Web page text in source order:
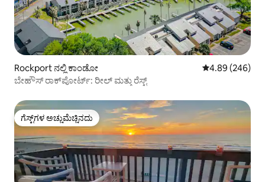
Rockport ನಲ್ಲಿ ಕಾಂಡೋ 5 ರಲ್ಲಿ 4.89
4.89 (246)
ಬೇಹೌಸ್ ರಾಕ್‌ಪೋರ್ಟ್: ರೀಲ್ ಮತ್ತು ರೆಸ್ಟ್
ಗೆಸ್ಟ್‌ಗಳ ಅಚ್ಚುಮೆಚ್ಚಿನದು
ಗೆಸ್ಟ್‌ಗಳ ಅಚ್ಚುಮೆಚ್ಚಿನದು